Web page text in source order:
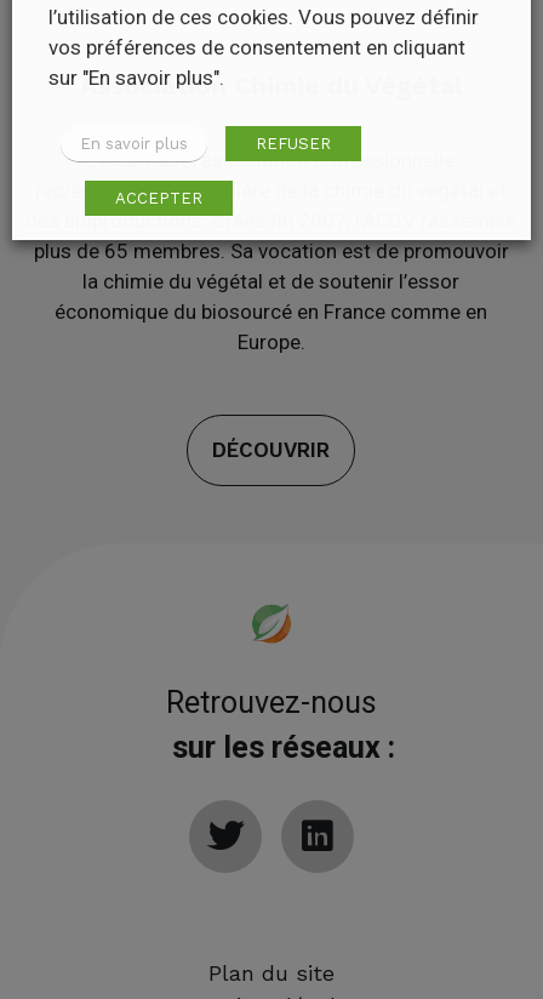
Association Chimie du Végétal
L’ACDV est l’association professionnelle
représentative de la filière de la chimie du végétal et
des bioproductions. Créée fin 2007, l’ACDV rassemble
plus de 65 membres. Sa vocation est de promouvoir
la chimie du végétal et de soutenir l’essor
économique du biosourcé en France comme en
Europe.
DÉCOUVRIR
Retrouvez-nous
sur les réseaux :
Plan du site
l’utilisation de ces cookies. Vous pouvez définir
vos préférences de consentement en cliquant
sur "En savoir plus".
En savoir plus REFUSER
ACCEPTER